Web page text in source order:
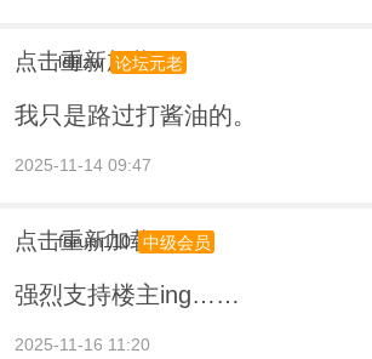
点击重新加载
ldljlzw 论坛元老
我只是路过打酱油的。
2025-11-14 09:47
点击重新加载
forum110 中级会员
强烈支持楼主ing……
2025-11-16 11:20